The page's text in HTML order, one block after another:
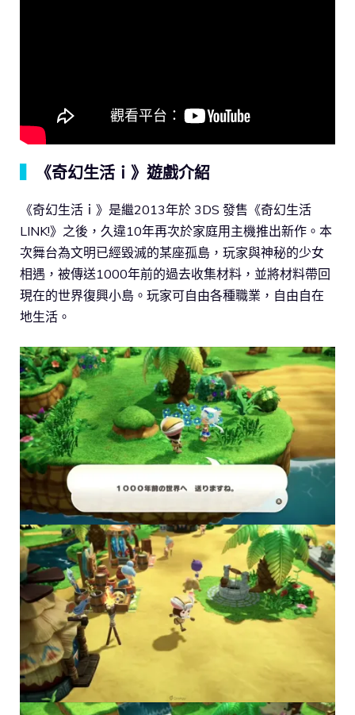
《奇幻生活ｉ》遊戲介紹
《奇幻生活ｉ》是繼2013年於 3DS 發售《奇幻生活
LINK!》之後，久違10年再次於家庭用主機推出新作。本
次舞台為文明已經毀滅的某座孤島，玩家與神秘的少女
相遇，被傳送1000年前的過去收集材料，並將材料帶回
現在的世界復興小島。玩家可自由各種職業，自由自在
地生活。